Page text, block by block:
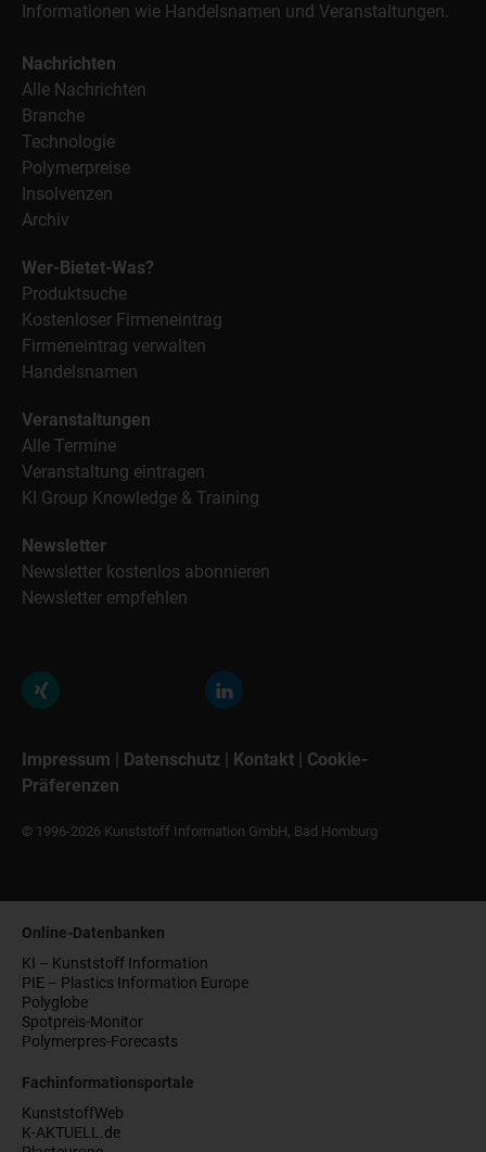
Informationen wie Handelsnamen und Veranstaltungen.
Nachrichten
Alle Nachrichten
Branche
Technologie
Polymerpreise
Insolvenzen
Archiv
Wer-Bietet-Was?
Produktsuche
Kostenloser Firmeneintrag
Firmeneintrag verwalten
Handelsnamen
Veranstaltungen
Alle Termine
Veranstaltung eintragen
KI Group Knowledge & Training
Newsletter
Newsletter kostenlos abonnieren
Newsletter empfehlen
Impressum | Datenschutz | Kontakt | Cookie-
Präferenzen
© 1996-2026 Kunststoff Information GmbH, Bad Homburg
Online-Datenbanken
KI – Kunststoff Information
PIE – Plastics Information Europe
Polyglobe
Spotpreis-Monitor
Polymerpres-Forecasts
Fachinformationsportale
KunststoffWeb
K-AKTUELL.de